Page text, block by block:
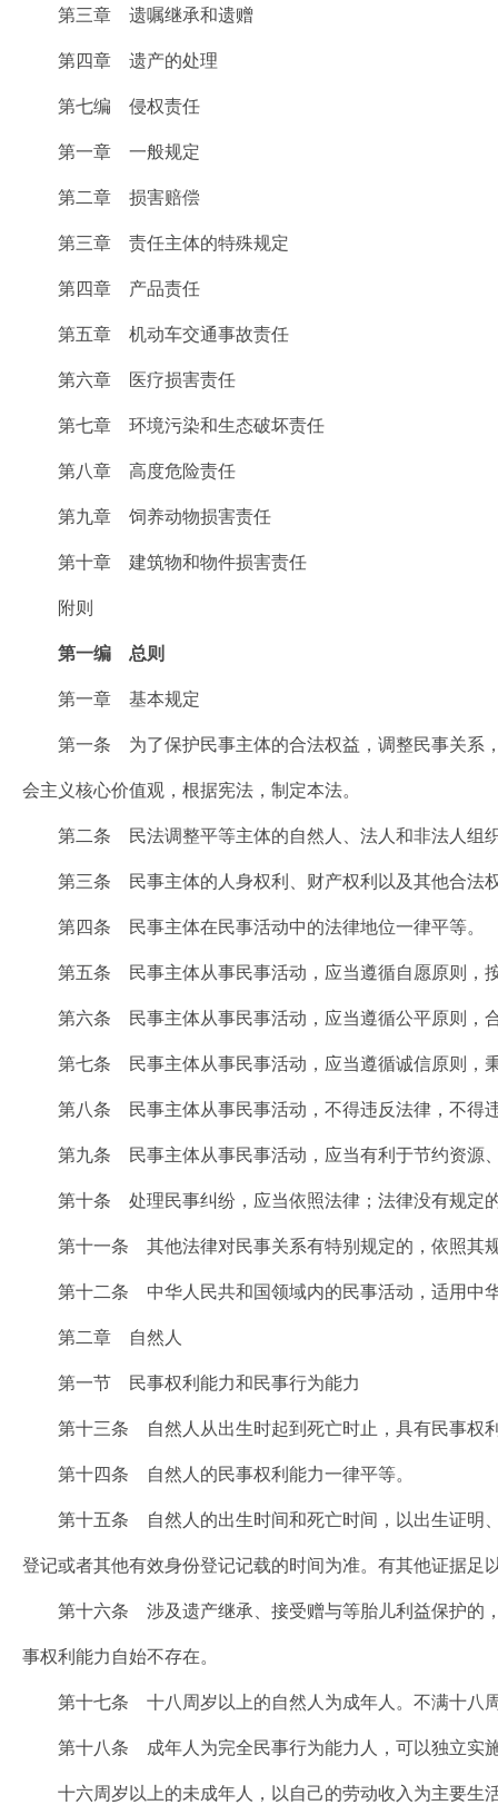
第三章 遗嘱继承和遗赠
第四章 遗产的处理
第七编 侵权责任
第一章 一般规定
第二章 损害赔偿
第三章 责任主体的特殊规定
第四章 产品责任
第五章 机动车交通事故责任
第六章 医疗损害责任
第七章 环境污染和生态破坏责任
第八章 高度危险责任
第九章 饲养动物损害责任
第十章 建筑物和物件损害责任
附则
第一编 总则
第一章 基本规定
第一条 为了保护民事主体的合法权益，调整民事关系，
会主义核心价值观，根据宪法，制定本法。
第二条 民法调整平等主体的自然人、法人和非法人组织
第三条 民事主体的人身权利、财产权利以及其他合法权
第四条 民事主体在民事活动中的法律地位一律平等。
第五条 民事主体从事民事活动，应当遵循自愿原则，按
第六条 民事主体从事民事活动，应当遵循公平原则，合
第七条 民事主体从事民事活动，应当遵循诚信原则，
第八条 民事主体从事民事活动，不得违反法律，不得
第九条 民事主体从事民事活动，应当有利于节约资源
第十条 处理民事纠纷，应当依照法律；法律没有规定的
第十一条 其他法律对民事关系有特别规定的，依照其
第十二条 中华人民共和国领域内的民事活动，适用中华
第二章 自然人
第一节 民事权利能力和民事行为能力
第十三条 自然人从出生时起到死亡时止，具有民事权利
第十四条 自然人的民事权利能力一律平等。
第十五条 自然人的出生时间和死亡时间，以出生证明、
登记或者其他有效身份登记记载的时间为准。有其他证据足
第十六条 涉及遗产继承、接受赠与等胎儿利益保护的，
事权利能力自始不存在。
第十七条 十八周岁以上的自然人为成年人。不满十八
第十八条 成年人为完全民事行为能力人，可以独立实
十六周岁以上的未成年人，以自己的劳动收入为主要生